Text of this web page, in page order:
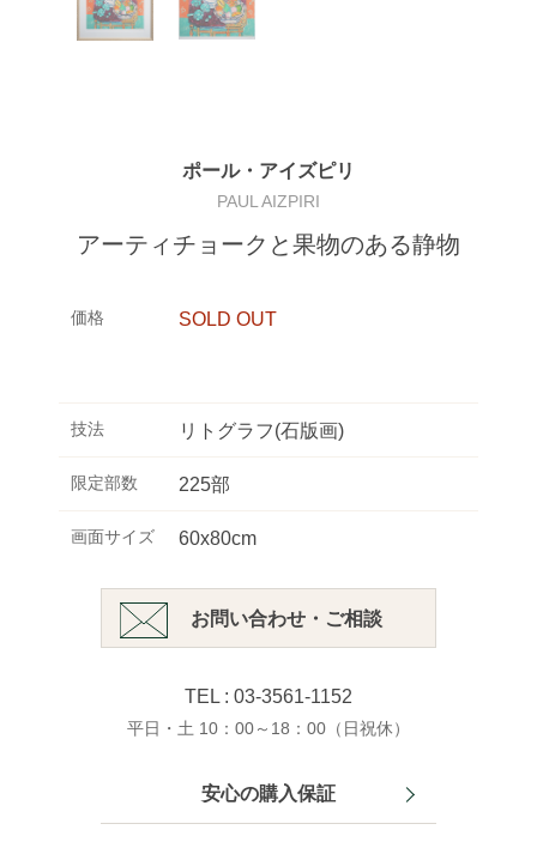
ポール・アイズピリ
PAUL AIZPIRI
アーティチョークと果物のある静物
価格 SOLD OUT
技法 リトグラフ(石版画)
限定部数 225部
画面サイズ 60x80cm
お問い合わせ・ご相談
TEL : 03-3561-1152
平日・土 10：00～18：00（日祝休）
安心の購入保証